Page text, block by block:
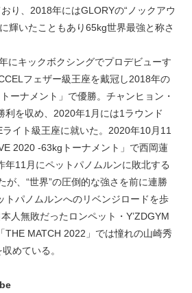
り、2018年にはGLORYの“ノックアウ
輝いたこともあり65kg世界最強と称さ
にキックボクシングでプロデビューす
フェザー級王座を戴冠し2018年の
ーナメント」で優勝。チャンヒョン・
利を収め、2020年1月には1ラウンド
イト級王座に就いた。2020年10月11
2020 -63kgトーナメント」で西岡蓮
年11月にペットパノムルンに敗北する
が、“世界”の圧倒的な強さを前に連勝
トパノムルンへのリベンジロードを歩
人無敗だったロンペット・Y’ZDGYM
THE MATCH 2022」では憧れの山崎秀
めている。